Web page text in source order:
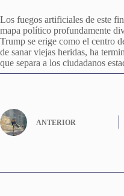
Los fuegos artificiales de este
mapa político profundamente
Trump se erige como el centro
de sanar viejas heridas, ha
que separa a los ciudadanos
ANTERIOR